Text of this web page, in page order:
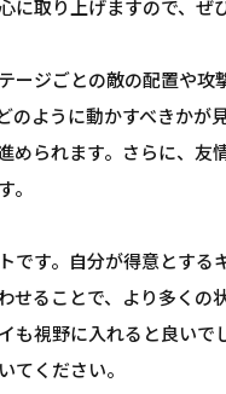
に取り上げますので、ぜ
ージごとの敵の配置や攻
のように動かすべきかが
められます。さらに、友
。
です。自分が得意とする
せることで、より多くの
も視野に入れると良いで
てください。